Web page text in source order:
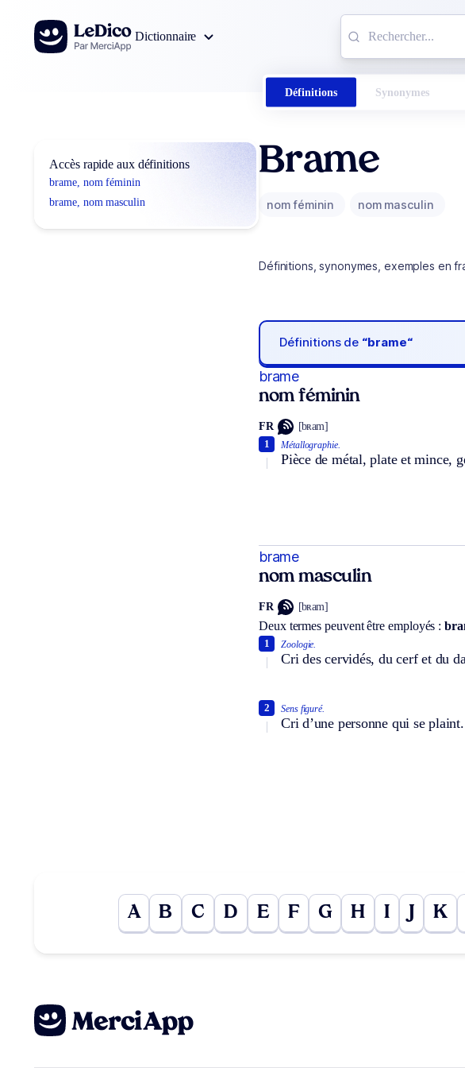
Aller au contenu
Dictionnaire
Définitions Synonymes
Accès rapide aux définitions
brame, nom féminin
brame, nom masculin
Brame
nom féminin nom masculin
Définitions, synonymes, exemples en
Définitions de “brame“
brame
nom féminin
FR [bʀam]
Métallographie.
Pièce de métal, plate et mince,
1
brame
nom masculin
FR [bʀam]
Deux termes peuvent être employés :
Zoologie.
Cri des cervidés, du cerf et du
1
Sens figuré.
Cri d’une personne qui se plaint.
2
A B C D E F G H I K